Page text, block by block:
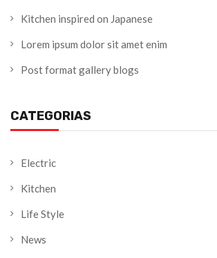
Kitchen inspired on Japanese
Lorem ipsum dolor sit amet enim
Post format gallery blogs
CATEGORIAS
Electric
Kitchen
Life Style
News